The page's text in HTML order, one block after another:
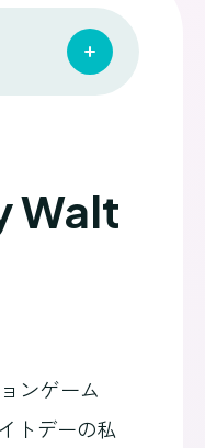
Walt
ンゲーム
トデーの私